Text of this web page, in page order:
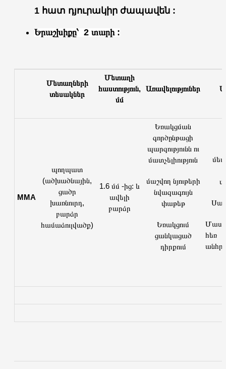
1 հատ դյուրակիր ժապավեն :
Երաշխիքը՝ 2 տարի :
Մետաղների
տեսակներ
Մետաղի
հաստություն,
մմ
Առավելություներ
MMA
պողպատ
(ածխածնային,
ցածր
խառնուրդ,
բարձր
համաձուլվածք)
1.6 մմ -ից: և
ավելի
բարձր
Եռակցման
գործընթացի
պարզությունն ու
մատչելիություն
մաշվող նյութերի
նվազագույն
փաթեթ
Եռակցում
ցանկացած
դիրքում